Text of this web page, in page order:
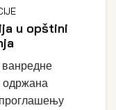
u opštini
одржана
проглашењу